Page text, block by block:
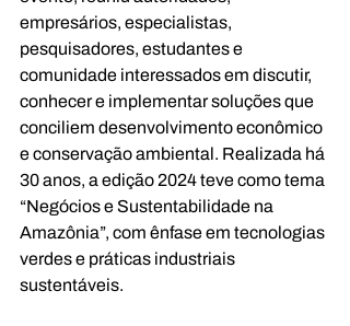
empresários, especialistas,
pesquisadores, estudantes e
comunidade interessados em discutir,
conhecer e implementar soluções que
conciliem desenvolvimento econômico
e conservação ambiental. Realizada há
30 anos, a edição 2024 teve como tema
“Negócios e Sustentabilidade na
Amazônia”, com ênfase em tecnologias
verdes e práticas industriais
sustentáveis.